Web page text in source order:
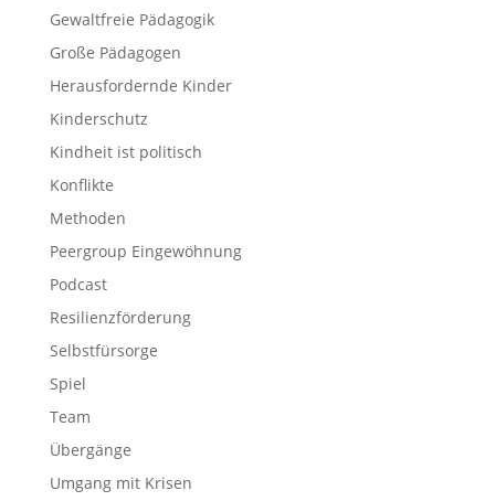
Gewaltfreie Pädagogik
Große Pädagogen
Herausfordernde Kinder
Kinderschutz
Kindheit ist politisch
Konflikte
Methoden
Peergroup Eingewöhnung
Podcast
Resilienzförderung
Selbstfürsorge
Spiel
Team
Übergänge
Umgang mit Krisen